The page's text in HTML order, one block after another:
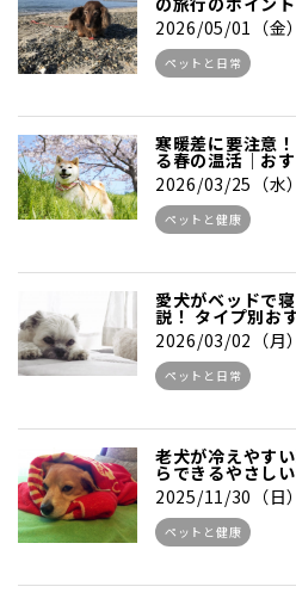
2026/05/01（金）
ペットと日常
寒暖差に要注意
る春の温活｜お
2026/03/25（水）
ペットと健康
愛犬がベッドで
説！ タイプ別お
2026/03/02（月）
ペットと日常
老犬が冷えやす
らできるやさし
2025/11/30（日）
ペットと健康